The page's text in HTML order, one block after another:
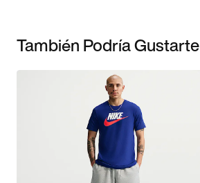
También Podría Gustarte